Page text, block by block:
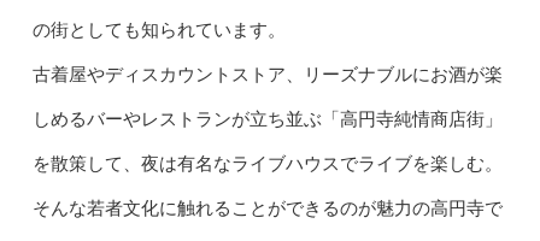
の街としても知られています。
古着屋やディスカウントストア、リーズナブルにお酒が楽
しめるバーやレストランが立ち並ぶ「高円寺純情商店街」
を散策して、夜は有名なライブハウスでライブを楽しむ。
そんな若者文化に触れることができるのが魅力の高円寺で